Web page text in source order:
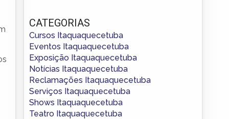
CATEGORIAS
Cursos Itaquaquecetuba
Eventos Itaquaquecetuba
Exposição Itaquaquecetuba
Notícias Itaquaquecetuba
Reclamações Itaquaquecetuba
Serviços Itaquaquecetuba
Shows Itaquaquecetuba
Teatro Itaquaquecetuba